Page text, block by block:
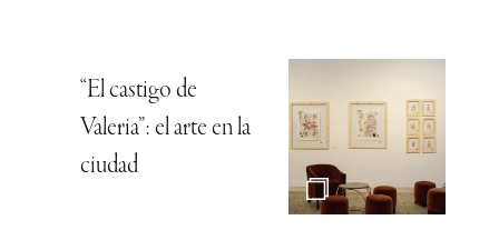
“El castigo de
Valeria”: el arte en la
ciudad